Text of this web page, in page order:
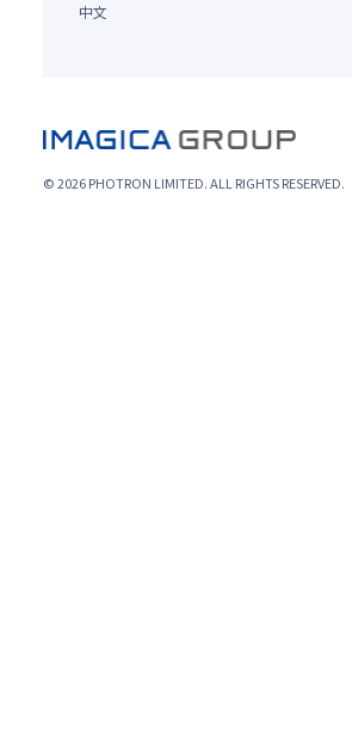
中文
© 2026 PHOTRON LIMITED. ALL RIGHTS RESERVED.